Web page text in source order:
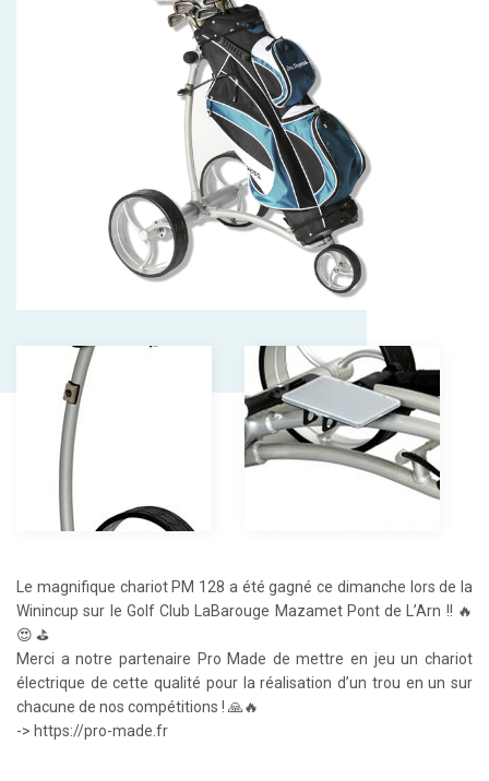
Le magnifique chariot PM 128 a été gagné ce dimanche lors de la
Winincup sur le Golf Club LaBarouge Mazamet Pont de L’Arn !! 🔥
😍 ⛳
Merci a notre partenaire Pro Made de mettre en jeu un chariot
électrique de cette qualité pour la réalisation d’un trou en un sur
chacune de nos compétitions ! 🙏🔥
-> https://pro-made.fr